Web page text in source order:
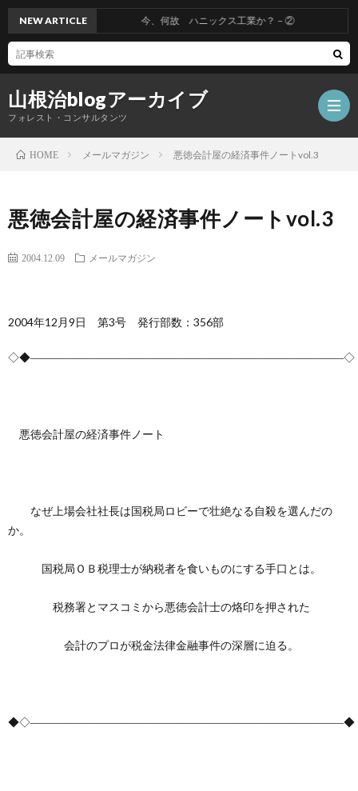
山根治blogアーカイブ
フォレスト・コンサルタンツ
NEW ARTICLE 今、何故 ハニックス工業か？－②
HOME メールマガジン 悪徳会計屋の経済事件ノートvol.3
悪徳会計屋の経済事件ノートvol.3
2004.12.09 メールマガジン
2004年12月9日 第3号 発行部数：356部
◇◆――――――――――――――――――――――――――――◇
悪徳会計屋の経済事件ノート
なぜ上場会社社長は国税局ロビーで壮絶なる自殺を選んだの
か。
国税局ＯＢ税理士が納税者を食いものにする手口とは。
税務署とマスコミから悪徳会計士の烙印を押された
会計のプロが税金法律金融事件の深層に迫る。
◆◇――――――――――――――――――――――――――――◆